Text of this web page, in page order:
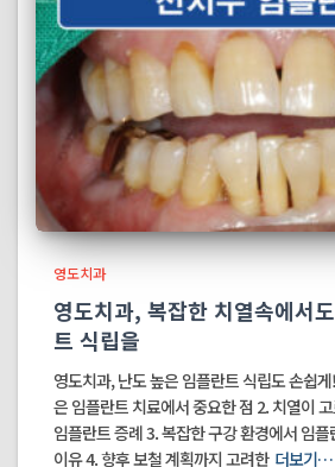
영도치과
영도치과, 복잡한 치열속에서
트 식립을
영도치과, 난도 높은 임플란트 식립도 손쉽
은 임플란트 치료에서 중요한 점 2. 치열이
임플란트 증례 3. 복잡한 구강 환경에서 임
이유 4. 향후 보철 계획까지 고려한 더보기…